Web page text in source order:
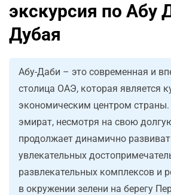
экскурсия по Абу
Дубая
Абу-Даби – это современная и
столица ОАЭ, которая является
экономическим центром страны.
эмират, несмотря на свою
продолжает динамично
увлекательных
развлекательных комплексов и
в окружении зелени на берегу